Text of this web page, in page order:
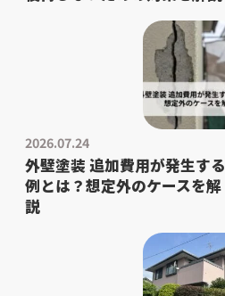
2026.07.24
外壁塗装 追加費用が発生する
例とは？想定外のケースを解
説